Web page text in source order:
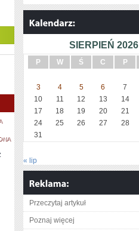
CZYTELNICY
WYJAŚNIAJĄ
SIERPIEŃ 2026
P W Ś C P
3
4 5 6 7
10
11 12 13 14
17
18 19 20 21
24
25 26 27 28
31
« lip
Przeczytaj artykuł
Poznaj więcej